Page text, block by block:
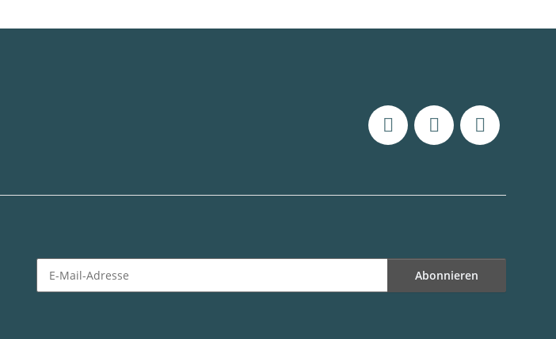
Abonnieren